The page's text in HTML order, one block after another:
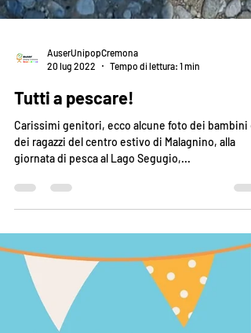
20 lug 2022
Tempo di lettura: 1 min
Tutti a pescare!
Carissimi genitori, ecco alcune foto dei bambini e
giornata di pesca al Lago Segugio,...